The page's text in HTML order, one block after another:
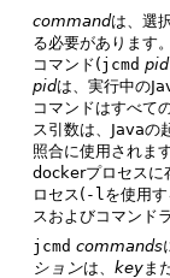
commandは、選
る必要があります。
コマンド(jcmd pid
pidは、実行中の
コマンドはすべて
ス引数は、Javaの
照合に使用されます
dockerプロセスに
ロセス( -l を使用
スおよびコマンド
jcmd commands
ションは、 key ま